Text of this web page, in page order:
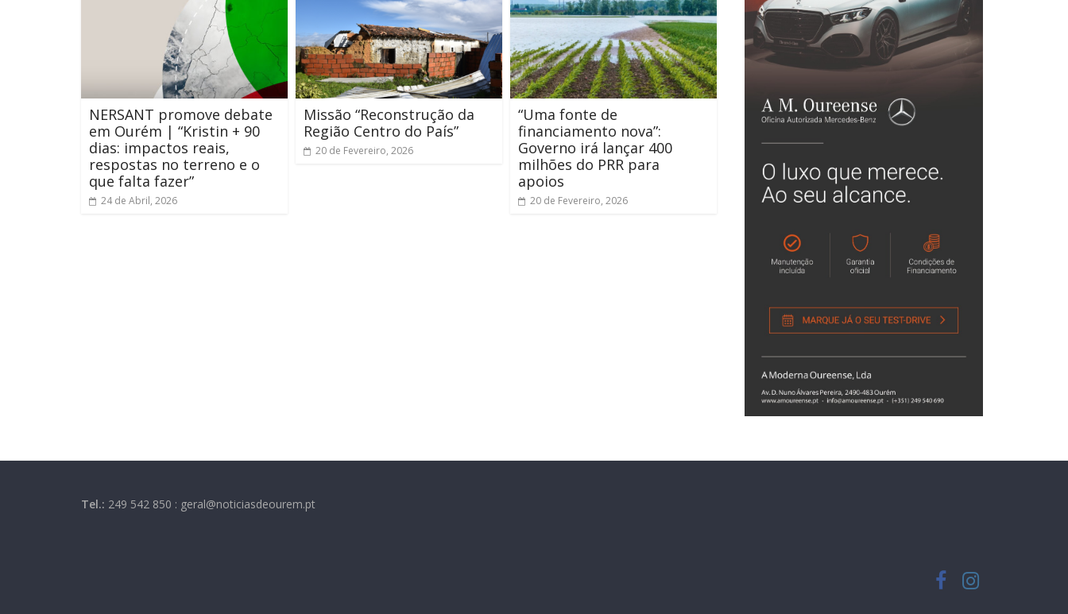
NERSANT promove debate
em Ourém | “Kristin + 90
dias: impactos reais,
respostas no terreno e o
que falta fazer”
24 de Abril, 2026
Missão “Reconstrução da
Região Centro do País”
20 de Fevereiro, 2026
“Uma fonte de
financiamento nova”:
Governo irá lançar 400
milhões do PRR para
apoios
20 de Fevereiro, 2026
Tel.: 249 542 850 : geral@noticiasdeourem.pt